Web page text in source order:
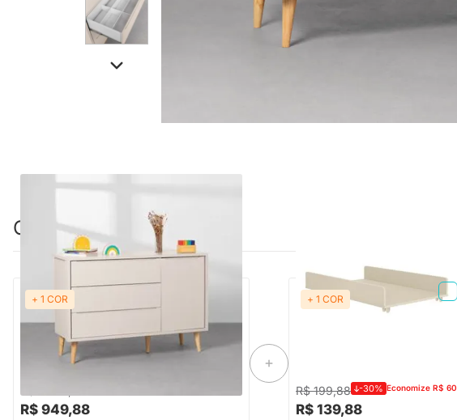
Combinação perfeita
+ 1 COR PRONTA ENTREGA
Cômoda Theo 1 Porta com Pés Retrô
Natural - Areia
R$ 949,88
+ 1 CORPRONTA ENTREGA
R$ 199,88 -30% Economize R$ 60
R$ 139,88